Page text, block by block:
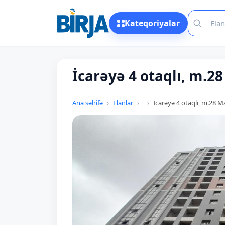
Kateqoriyalar
İcarəyə 4 otaqlı,
Ana səhifə Elanlar İcarəyə 4 otaqlı, m.28